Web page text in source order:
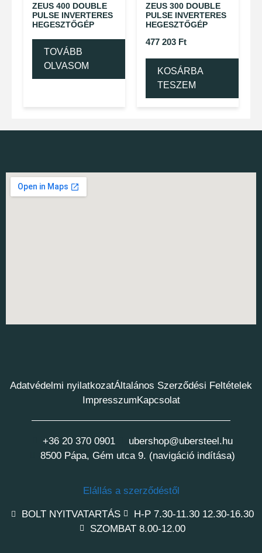
ZEUS 400 DOUBLE
PULSE INVERTERES
HEGESZTŐGÉP
TOVÁBB
OLVASOM
ZEUS 300 DOUBLE
PULSE INVERTERES
HEGESZTŐGÉP
477 203 Ft
KOSÁRBA
TESZEM
Adatvédelmi nyilatkozatÁltalános Szerződési Feltételek
ImpresszumKapcsolat
+36 20 370 0901
ubershop@ubersteel.hu
8500 Pápa, Gém utca 9. (navigáció indítása)
Elállás a szerződéstől
BOLT NYITVATARTÁS
H-P 7.30-11.30 12.30-16.30
SZOMBAT 8.00-12.00